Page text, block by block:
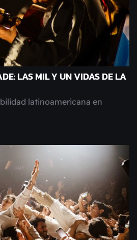
LAS MIL Y UN VIDAS DE LA
latinoamericana en